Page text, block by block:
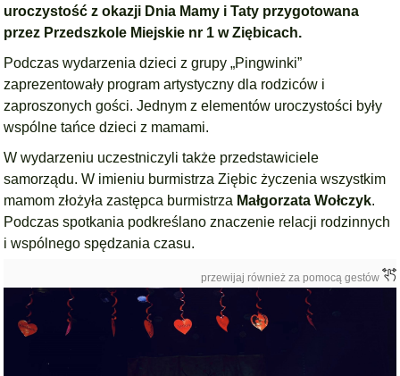
uroczystość z okazji Dnia Mamy i Taty przygotowana
przez Przedszkole Miejskie nr 1 w Ziębicach.
Podczas wydarzenia dzieci z grupy „Pingwinki”
zaprezentowały program artystyczny dla rodziców i
zaproszonych gości. Jednym z elementów uroczystości były
wspólne tańce dzieci z mamami.
W wydarzeniu uczestniczyli także przedstawiciele
samorządu. W imieniu burmistrza Ziębic życzenia wszystkim
mamom złożyła zastępca burmistrza Małgorzata Wołczyk.
Podczas spotkania podkreślano znaczenie relacji rodzinnych
i wspólnego spędzania czasu.
przewijaj również za pomocą gestów